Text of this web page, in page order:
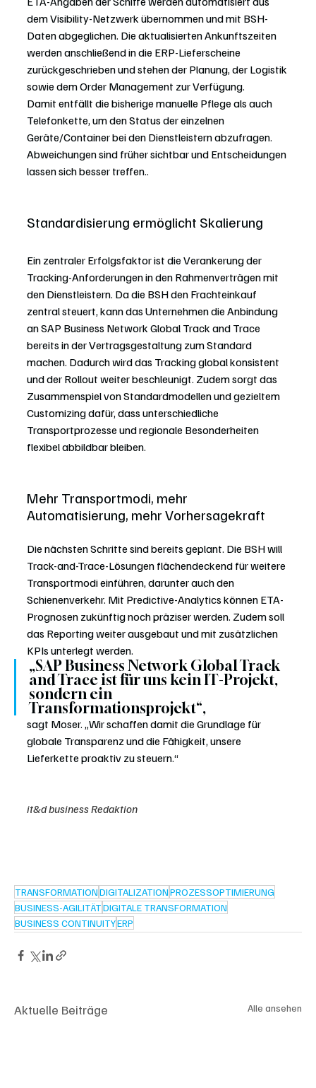
dem Visibility-Netzwerk übernommen und mit BSH-
Daten abgeglichen. Die aktualisierten Ankunftszeiten
werden anschließend in die ERP-Lieferscheine
zurückgeschrieben und stehen der Planung, der Logistik
sowie dem Order Management zur Verfügung.
Damit entfällt die bisherige manuelle Pflege als auch
Telefonkette, um den Status der einzelnen
Geräte/Container bei den Dienstleistern abzufragen.
Abweichungen sind früher sichtbar und Entscheidungen
lassen sich besser treffen..
Standardisierung ermöglicht Skalierung
Ein zentraler Erfolgsfaktor ist die Verankerung der
Tracking-Anforderungen in den Rahmenverträgen mit
den Dienstleistern. Da die BSH den Frachteinkauf
zentral steuert, kann das Unternehmen die Anbindung
an SAP Business Network Global Track and Trace
bereits in der Vertragsgestaltung zum Standard
machen. Dadurch wird das Tracking global konsistent
und der Rollout weiter beschleunigt. Zudem sorgt das
Zusammenspiel von Standardmodellen und gezieltem
Customizing dafür, dass unterschiedliche
Transportprozesse und regionale Besonderheiten
flexibel abbildbar bleiben.
Mehr Transportmodi, mehr
Automatisierung, mehr Vorhersagekraft
Die nächsten Schritte sind bereits geplant. Die BSH will
Track-and-Trace-Lösungen flächendeckend für weitere
Transportmodi einführen, darunter auch den
Schienenverkehr. Mit Predictive-Analytics können ETA-
Prognosen zukünftig noch präziser werden. Zudem soll
das Reporting weiter ausgebaut und mit zusätzlichen
KPIs unterlegt werden.
„SAP Business Network Global Track
and Trace ist für uns kein IT-Projekt,
sondern ein
Transformationsprojekt“,
sagt Moser. „Wir schaffen damit die Grundlage für
globale Transparenz und die Fähigkeit, unsere
Lieferkette proaktiv zu steuern.“
it&d business Redaktion
TRANSFORMATIONDIGITALIZATIONPROZESSOPTIMIERUNG
BUSINESS-AGILITÄTDIGITALE TRANSFORMATION
BUSINESS CONTINUITYERP
Aktuelle Beiträge Alle ansehen